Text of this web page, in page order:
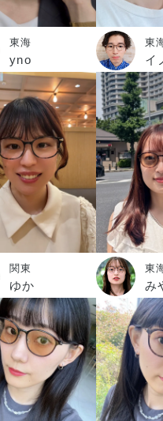
東海
yno
東
イ
関東
ゆか
東
み